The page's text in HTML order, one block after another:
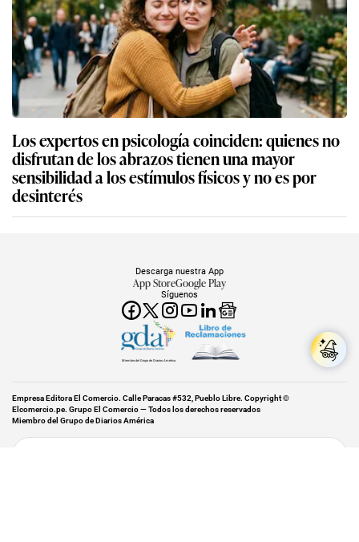
Los expertos en psicología coinciden: quienes no
disfrutan de los abrazos tienen una mayor
sensibilidad a los estímulos físicos y no es por
desinterés
Síguenos
Descarga nuestra App
App StoreGoogle Play
Miembro del Grupo de Diarios América
Empresa Editora El Comercio. Calle Paracas #532, Pueblo Libre. Copyright ©
Elcomercio.pe. Grupo El Comercio — Todos los derechos reservados
Miembro del Grupo de Diarios América